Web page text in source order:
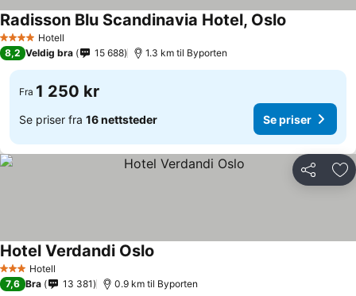
4 StjernerHotell
Radisson Blu Scandinavia Hotel, Oslo
8,2 Veldig bra 15 688 1.3 km til Byporten
Fra 1 250 kr
Se priser fra 16 nettsteder Se priser
Del
3 StjernerHotell
Hotel Verdandi Oslo
7,6 Bra 13 381 0.9 km til Byporten